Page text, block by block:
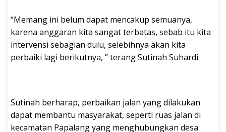
“Memang ini belum dapat mencakup semuanya,
karena anggaran kita sangat terbatas, sebab itu kita
intervensi sebagian dulu, selebihnya akan kita
perbaiki lagi berikutnya, ” terang Sutinah Suhardi.
Sutinah berharap, perbaikan jalan yang dilakukan
dapat membantu masyarakat, seperti ruas jalan di
kecamatan Papalang yang menghubungkan desa